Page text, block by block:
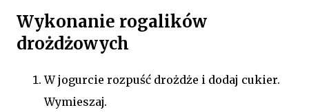
Wykonanie rogalików
drożdżowych
W jogurcie rozpuść drożdże i dodaj cukier.
Wymieszaj.